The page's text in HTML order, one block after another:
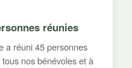
réunies
a réuni 45 personnes
nos bénévoles et à